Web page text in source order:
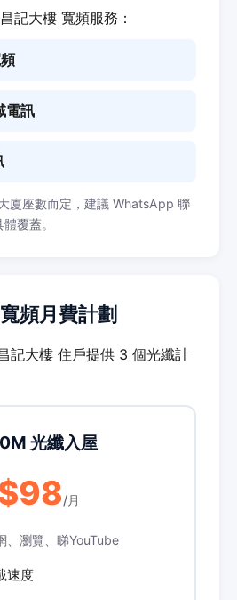
記大樓 寬頻服務：
電訊
廈座數而定，建議 WhatsApp 聯
覆蓋。
頻月費計劃
記大樓 住戶提供 3 個光纖計
光纖入屋
/月
、瀏覽、睇YouTube
速度